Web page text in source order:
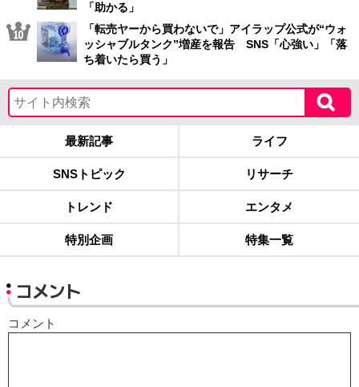
「助かる」
「転売ヤーから買わないで」アイラップ公式が“ウォ
ッシャブルタンク”増産を報告 SNS「心強い」「落
ち着いたら買う」
最新記事 ライフ
SNSトピック リサーチ
トレンド エンタメ
特別企画 特集一覧
コメント
コメント